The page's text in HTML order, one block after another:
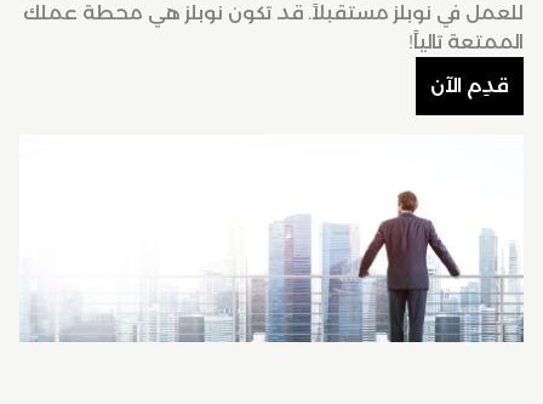
للعمل في نوبلز مستقبلاً. قد تكون نوبلز هي محطة عملك
الممتعة تالياً!
قدِم الآن